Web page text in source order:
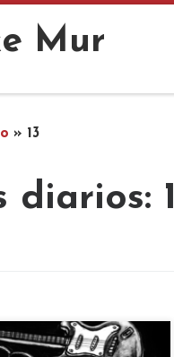
Mur
» 13
diarios: